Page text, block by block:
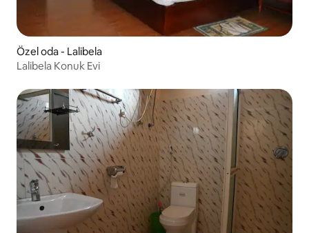
Özel oda - Lalibela
Lalibela Konuk Evi